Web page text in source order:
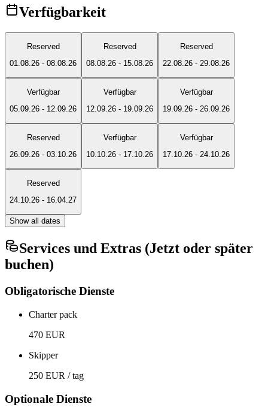
Verfügbarkeit
Reserved
01.08.26 - 08.08.26
Reserved
08.08.26 - 15.08.26
Reserved
22.08.26 - 29.08.26
Verfügbar
05.09.26 - 12.09.26
Verfügbar
12.09.26 - 19.09.26
Verfügbar
19.09.26 - 26.09.26
Reserved
26.09.26 - 03.10.26
Verfügbar
10.10.26 - 17.10.26
Verfügbar
17.10.26 - 24.10.26
Reserved
24.10.26 - 16.04.27
Show all dates
Services und Extras (Jetzt oder später
buchen)
Obligatorische Dienste
Charter pack
470 EUR
Skipper
250 EUR / tag
Optionale Dienste